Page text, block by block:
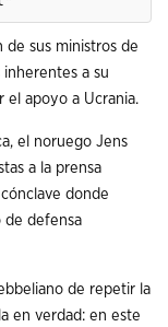
de sus ministros de
a su
apoyo a Ucrania.
el noruego Jens
a la prensa
donde
de defensa
de repetir la
en verdad: en este